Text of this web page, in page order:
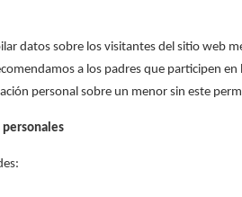
datos sobre los visitantes del sitio web
a los padres que participen
personal sobre un menor sin este
personales